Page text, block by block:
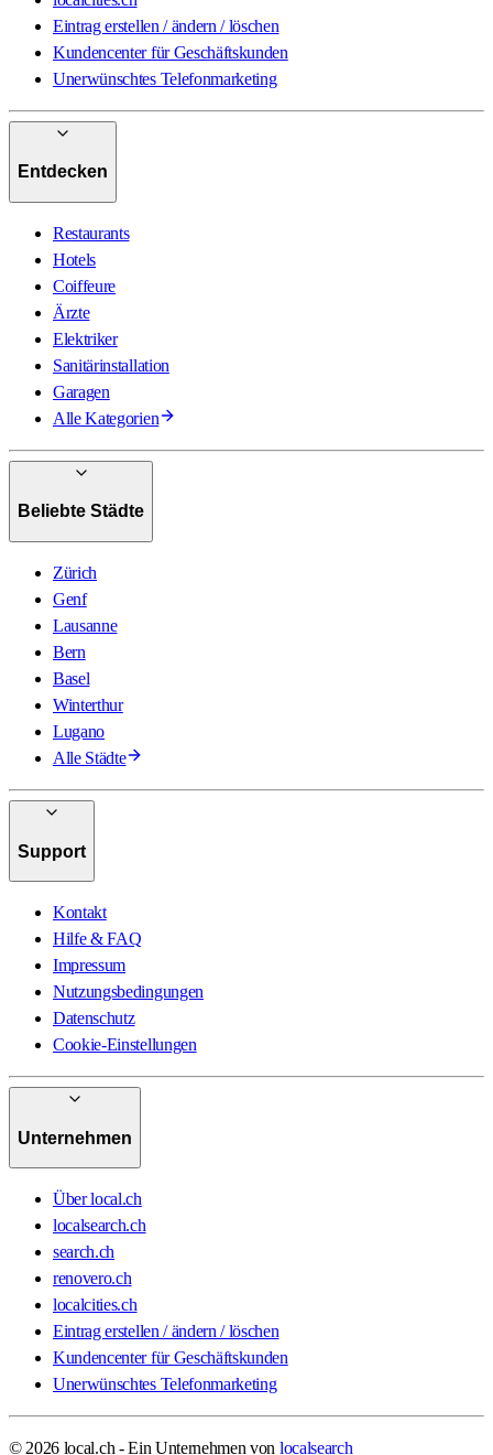
Eintrag erstellen / ändern / löschen
Kundencenter für Geschäftskunden
Unerwünschtes Telefonmarketing
Entdecken
Restaurants
Hotels
Coiffeure
Ärzte
Elektriker
Sanitärinstallation
Garagen
Alle Kategorien
Beliebte Städte
Zürich
Genf
Lausanne
Bern
Basel
Winterthur
Lugano
Alle Städte
Support
Kontakt
Hilfe & FAQ
Impressum
Nutzungsbedingungen
Datenschutz
Cookie-Einstellungen
Unternehmen
Über local.ch
localsearch.ch
search.ch
renovero.ch
localcities.ch
Eintrag erstellen / ändern / löschen
Kundencenter für Geschäftskunden
Unerwünschtes Telefonmarketing
© 2026 local.ch - Ein Unternehmen von localsearch